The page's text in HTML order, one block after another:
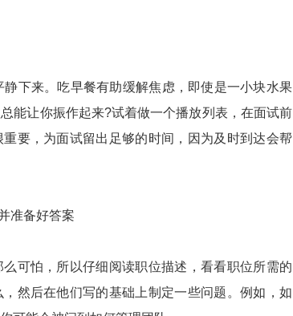
下来。吃早餐有助缓解焦虑，即使是一小块水果
能让你振作起来?试着做一个播放列表，在面试前
要，为面试留出足够的时间，因为及时到达会帮
准备好答案
可怕，所以仔细阅读职位描述，看看职位所需的
然后在他们写的基础上制定一些问题。例如，如